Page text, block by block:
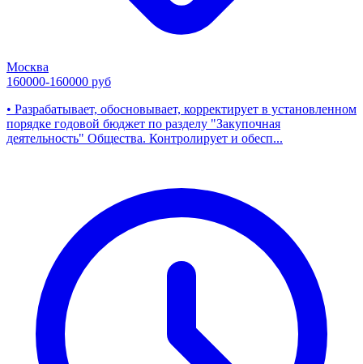
Москва
160000-160000 руб
• Разрабатывает, обосновывает, корректирует в установленном
порядке годовой бюджет по разделу "Закупочная
деятельность" Общества. Контролирует и обесп...